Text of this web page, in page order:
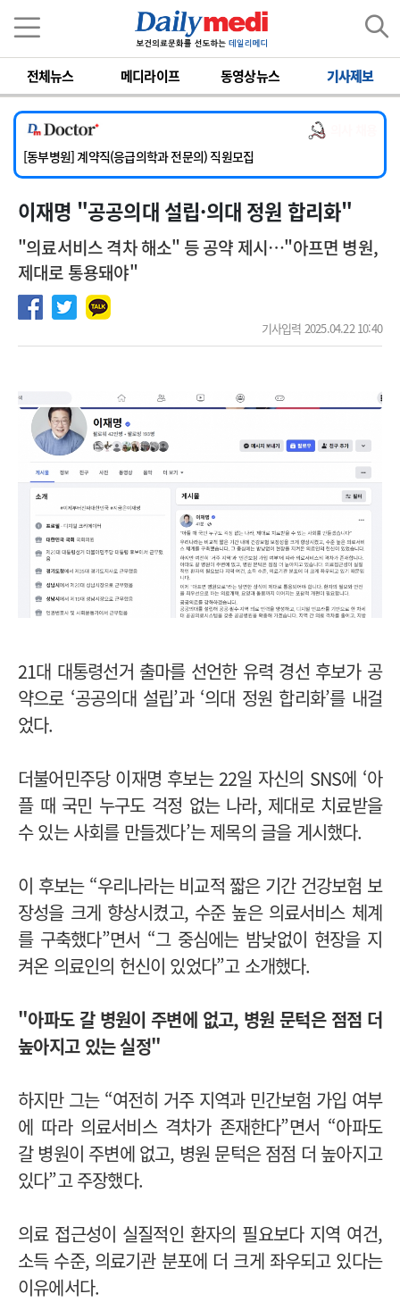
전체뉴스 메디라이프 동영상뉴스 기사제보
[서울아산병원] 2026년 하반기 인턴 모집
[영남대학교의료원] 마취통증의학과 임기제 임상의사 채용
[충남대학교병원] 소아청소년과(소아응급전담) 계약직 의사 공개채용
[동부병원] 계약직(응급의학과 전문의) 직원모집
[이대목동병원] 하반기 전공의(레지던트1년차) 모집
[서울아산병원] 2026년 하반기 인턴 모집
이재명 "공공의대 설립·의대 정원 합리화"
"의료서비스 격차 해소" 등 공약 제시…"아프면 병원,
제대로 통용돼야"
기사입력 2025.04.22 10:40
21대 대통령선거 출마를 선언한 유력 경선 후보가 공
약으로 ‘공공의대 설립’과 ‘의대 정원 합리화’를 내걸
었다.
더불어민주당 이재명 후보는 22일 자신의 SNS에 ‘아
플 때 국민 누구도 걱정 없는 나라, 제대로 치료받을
수 있는 사회를 만들겠다’는 제목의 글을 게시했다.
이 후보는 “우리나라는 비교적 짧은 기간 건강보험 보
장성을 크게 향상시켰고, 수준 높은 의료서비스 체계
를 구축했다”면서 “그 중심에는 밤낮없이 현장을 지
켜온 의료인의 헌신이 있었다”고 소개했다.
"아파도 갈 병원이 주변에 없고, 병원 문턱은 점점 더
높아지고 있는 실정"
하지만 그는 “여전히 거주 지역과 민간보험 가입 여부
에 따라 의료서비스 격차가 존재한다”면서 “아파도
갈 병원이 주변에 없고, 병원 문턱은 점점 더 높아지고
있다”고 주장했다.
의료 접근성이 실질적인 환자의 필요보다 지역 여건,
소득 수준, 의료기관 분포에 더 크게 좌우되고 있다는
이유에서다.